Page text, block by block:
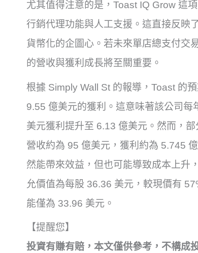
尤其值得注意的是，Toast IQ Grow 這
行銷代理功能與人工支援。這直接反映
貨幣化的企圖心。若未來單店總支付交
的營收與獲利成長將至關重要。
根據 Simply Wall St 的報導，Toast 的
9.55 億美元的獲利。這意味著該公司
美元獲利提升至 6.13 億美元。然而，
營收約為 95 億美元，獲利約為 5.745
然能帶來效益，但也可能導致成本上升
允價值為每股 36.36 美元，較現價有
能僅為 33.96 美元。
【提醒您】
投資有賺有賠，本文僅供參考，不構成